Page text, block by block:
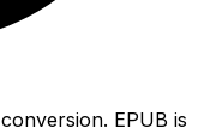
EPUB is